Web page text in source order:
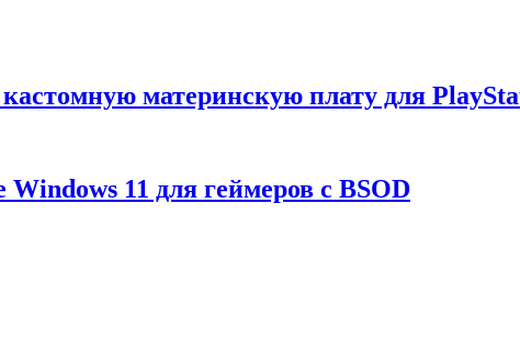
материнскую плату для
11 для геймеров с BSOD